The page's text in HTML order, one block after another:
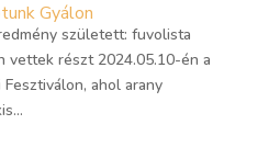
Gyálon
született: fuvolista
vettek részt 2024.05.10-én a
Fesztiválon, ahol arany